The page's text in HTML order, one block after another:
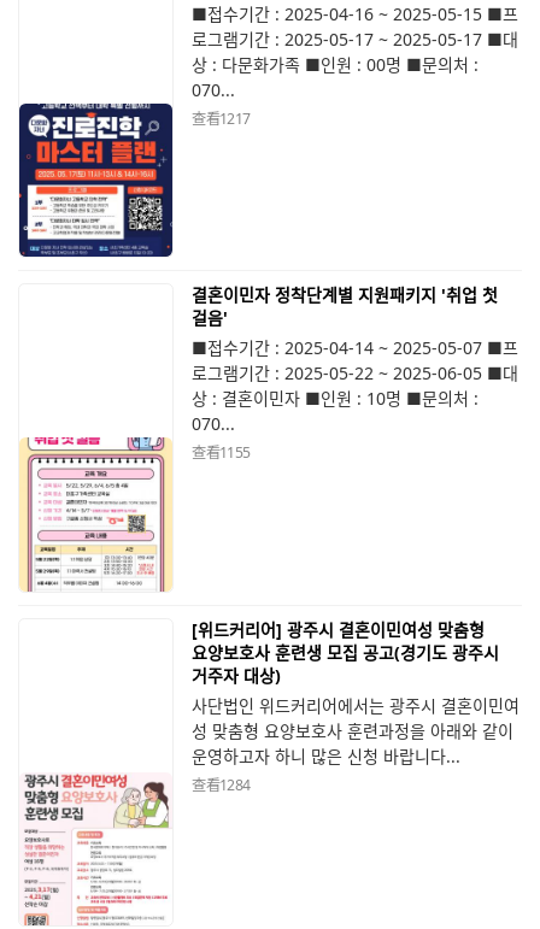
■접수기간 : 2025-04-16 ~ 2025-05-15 ■프
로그램기간 : 2025-05-17 ~ 2025-05-17 ■대
상 : 다문화가족 ■인원 : 00명 ■문의처 :
070...
查看1217
결혼이민자 정착단계별 지원패키지 '취업 첫
걸음'
■접수기간 : 2025-04-14 ~ 2025-05-07 ■프
로그램기간 : 2025-05-22 ~ 2025-06-05 ■대
상 : 결혼이민자 ■인원 : 10명 ■문의처 :
070...
查看1155
[위드커리어] 광주시 결혼이민여성 맞춤형
요양보호사 훈련생 모집 공고(경기도 광주시
거주자 대상)
사단법인 위드커리어에서는 광주시 결혼이민여
성 맞춤형 요양보호사 훈련과정을 아래와 같이
운영하고자 하니 많은 신청 바랍니다...
查看1284